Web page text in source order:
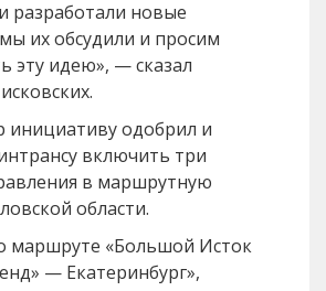
разработали новые
их обсудили и просим
эту идею», — сказал
инициативу одобрил и
включить три
в маршрутную
области.
маршруте «Большой Исток
— Екатеринбург»,